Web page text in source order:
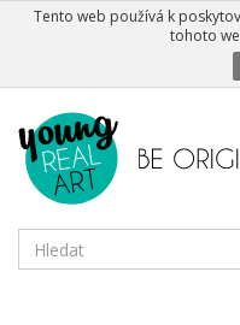
Tento web používá k
tohoto